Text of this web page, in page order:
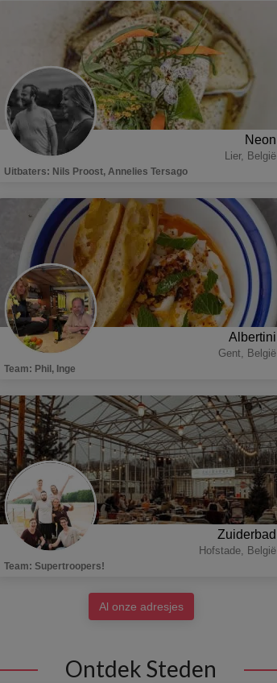
Neon
Lier, België
Uitbaters: Nils Proost, Annelies Tersago
Albertini
Gent, België
Team: Phil, Inge
Zuiderbad
Hofstade, België
Team: Supertroopers!
Al onze adresjes
Ontdek Steden